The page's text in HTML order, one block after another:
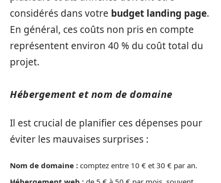
considérés dans votre budget landing page.
En général, ces coûts non pris en compte
représentent environ 40 % du coût total du
projet.
Hébergement et nom de domaine
Il est crucial de planifier ces dépenses pour
éviter les mauvaises surprises :
Nom de domaine : comptez entre 10 € et 30 € par an.